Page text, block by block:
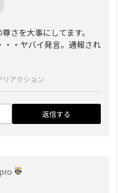
さを大事にしてます。
・・ヤバイ発言。通報され
リアクション
返信する